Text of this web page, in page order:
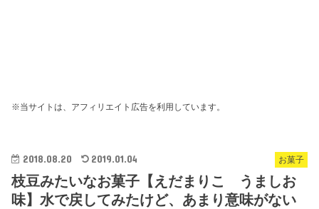
※当サイトは、アフィリエイト広告を利用しています。
お菓子
2018.08.20 2019.01.04
枝豆みたいなお菓子【えだまりこ うましお
味】水で戻してみたけど、あまり意味がない